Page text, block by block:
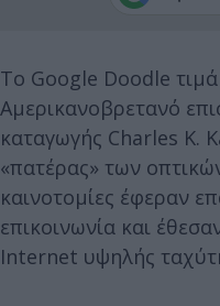
Το Google Doodle
Αμερικανοβρετανό
καταγωγής Charles K.
«πατέρας» των
καινοτομίες έφεραν
επικοινωνία και
Internet υψηλής